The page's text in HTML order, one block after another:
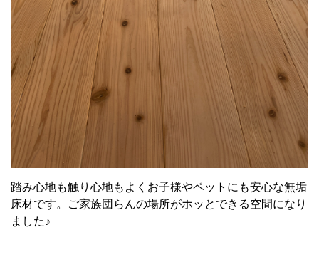
踏み心地も触り心地もよくお子様やペットにも安心な無垢
床材です。ご家族団らんの場所がホッとできる空間になり
ました♪